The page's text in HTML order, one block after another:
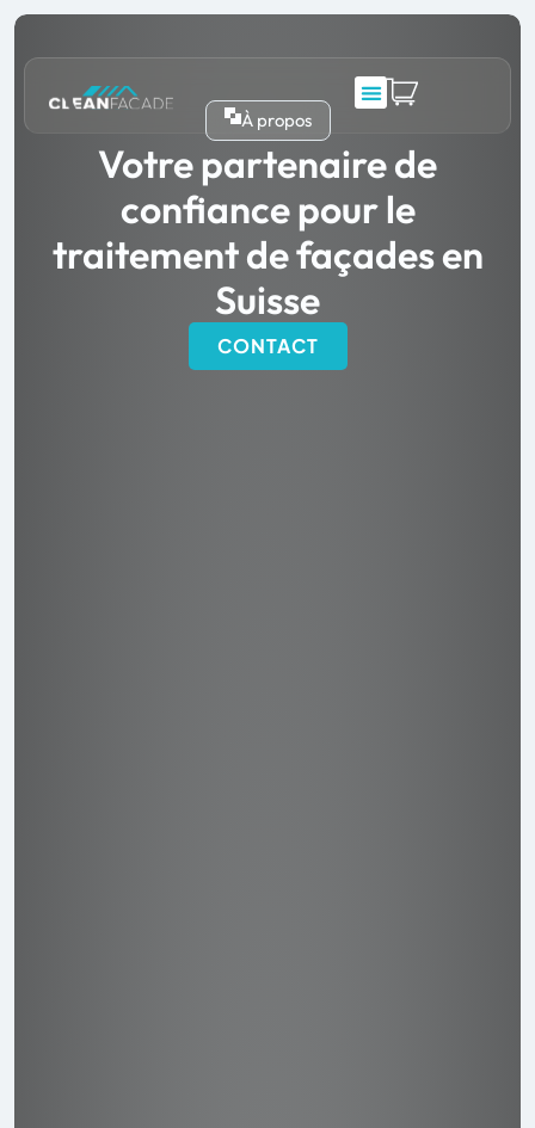
À propos
Votre partenaire de
confiance pour le
traitement de façades en
Suisse
CONTACT